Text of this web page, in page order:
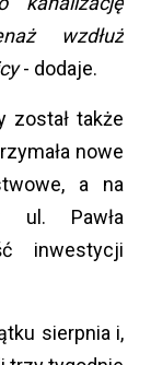
wzdłuż
- dodaje.
został także
nowe
a na
ul. Pawła
inwestycji
sierpnia i,